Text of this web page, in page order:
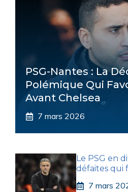
PSG-Nantes : La
Polémique Qui
Avant Chelsea
7 mars 2026
Le PSG en
défaites qui
7 mars